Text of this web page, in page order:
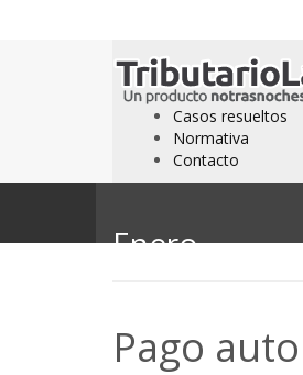
Casos resueltos
Normativa
Contacto
Enero
Pago